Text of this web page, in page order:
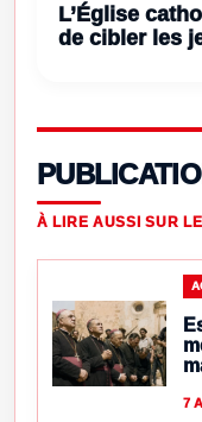
L’Église
de cibler les
À LIRE AUSSI SUR
7